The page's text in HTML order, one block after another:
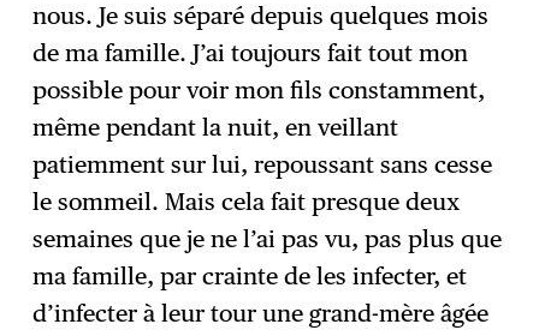
nous. Je suis séparé depuis quelques mois
de ma famille. J’ai toujours fait tout mon
possible pour voir mon fils constamment,
même pendant la nuit, en veillant
patiemment sur lui, repoussant sans cesse
le sommeil. Mais cela fait presque deux
semaines que je ne l’ai pas vu, pas plus que
ma famille, par crainte de les infecter, et
d’infecter à leur tour une grand-mère âgée